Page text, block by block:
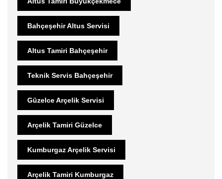
Bahçeşehir Altus Servisi
Altus Tamiri Bahçeşehir
Teknik Servis Bahçeşehir
Güzelce Arçelik Servisi
Arçelik Tamiri Güzelce
Kumburgaz Arçelik Servisi
Arçelik Tamiri Kumburgaz